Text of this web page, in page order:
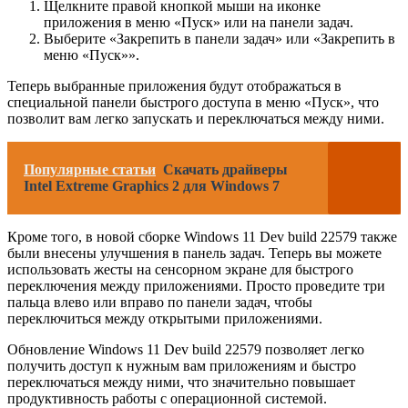
Щелкните правой кнопкой мыши на иконке
приложения в меню «Пуск» или на панели задач.
Выберите «Закрепить в панели задач» или «Закрепить в
меню «Пуск»».
Теперь выбранные приложения будут отображаться в
специальной панели быстрого доступа в меню «Пуск», что
позволит вам легко запускать и переключаться между ними.
Популярные статьи Скачать драйверы
Intel Extreme Graphics 2 для Windows 7
Кроме того, в новой сборке Windows 11 Dev build 22579 также
были внесены улучшения в панель задач. Теперь вы можете
использовать жесты на сенсорном экране для быстрого
переключения между приложениями. Просто проведите три
пальца влево или вправо по панели задач, чтобы
переключиться между открытыми приложениями.
Обновление Windows 11 Dev build 22579 позволяет легко
получить доступ к нужным вам приложениям и быстро
переключаться между ними, что значительно повышает
продуктивность работы с операционной системой.